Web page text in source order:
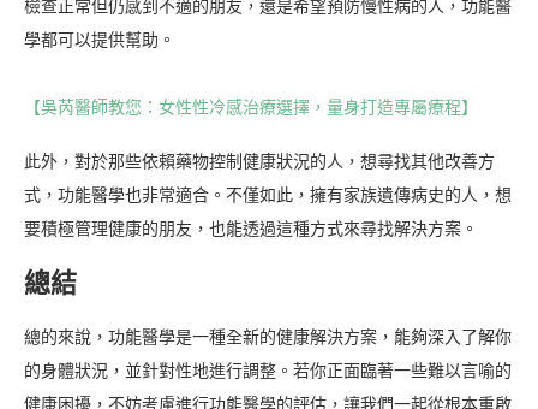
檢查正常但仍感到不適的朋友，還是希望預防慢性病的人，功能醫
學都可以提供幫助。
【吳芮醫師教您：女性性冷感治療選擇，量身打造專屬療程】
此外，對於那些依賴藥物控制健康狀況的人，想尋找其他改善方
式，功能醫學也非常適合。不僅如此，擁有家族遺傳病史的人，想
要積極管理健康的朋友，也能透過這種方式來尋找解決方案。
總結
總的來說，功能醫學是一種全新的健康解決方案，能夠深入了解你
的身體狀況，並針對性地進行調整。若你正面臨著一些難以言喻的
健康困擾，不妨考慮進行功能醫學的評估，讓我們一起從根本重啟